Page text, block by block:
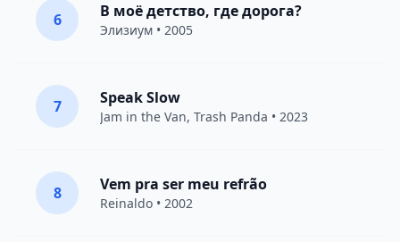
6 В моё детство, где дорога?
Элизиум • 2005
7 Speak Slow
Jam in the Van, Trash Panda • 2023
8 Vem pra ser meu refrão
Reinaldo • 2002